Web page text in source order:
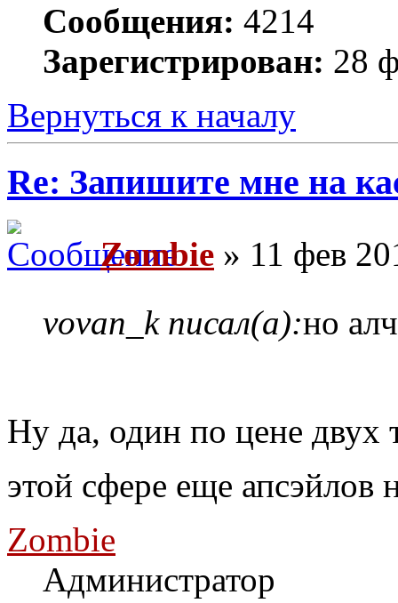
Сообщения: 4214
Зарегистрирован: 28
Вернуться к началу
Re: Запишите мне на
Zombie » 11 фев
vovan_k писал(а):но
Ну да, один по цене двух
этой сфере еще апсэйлов
Zombie
Администратор